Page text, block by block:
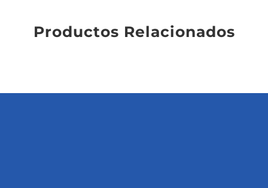
Productos Relacionados